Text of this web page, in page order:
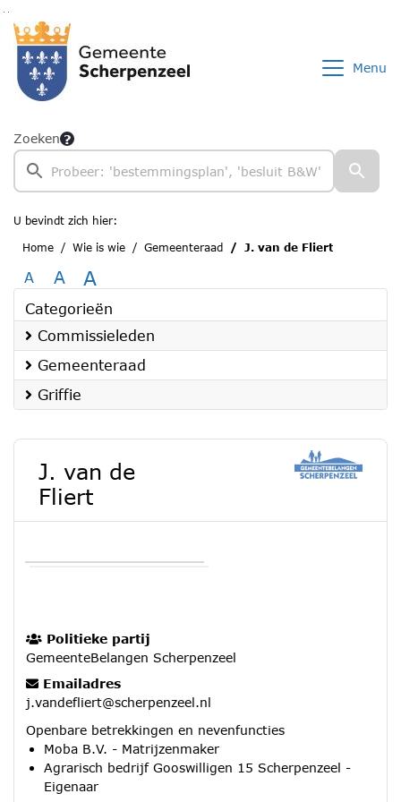
Ga naar de inhoud van deze pagina
Ga naar het zoeken
Ga naar het menu
Menu
Zoeken
U bevindt zich hier:
Home
Wie is wie Gemeenteraad J. van de Fliert
A A A
Categorieën
Commissieleden
Gemeenteraad
Griffie
J. van de
Fliert
Politieke partij
GemeenteBelangen Scherpenzeel
Emailadres
j.vandefliert@scherpenzeel.nl
Openbare betrekkingen en nevenfuncties
Moba B.V. - Matrijzenmaker
Agrarisch bedrijf Gooswilligen 15 Scherpenzeel -
Eigenaar